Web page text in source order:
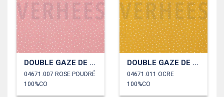
DOUBLE GAZE DE COTON PETITS POINTS
04671.007 ROSE POUDRÉ
100%CO
DOUBLE GAZE DE COTON PETITS POINTS
04671.011 OCRE
100%CO